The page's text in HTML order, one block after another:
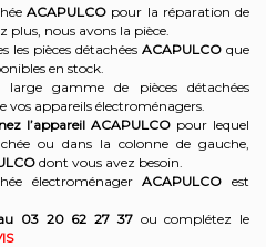
ACAPULCO pour la réparation de
plus, nous avons la pièce.
les pièces détachées ACAPULCOque
en stock.
gamme de pièces détachées
vos appareils électroménagers.
l’appareil ACAPULCO pour lequel
ou dans la colonne de gauche,
dont vous avez besoin.
électroménagerACAPULCO est
03 20 62 27 37 ou complétez le